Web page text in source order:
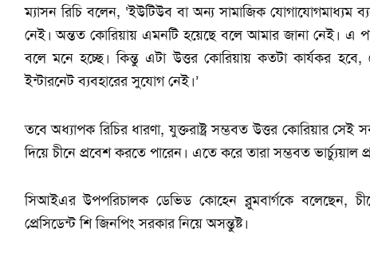
ম্যাসন রিচি বলেন, ‘ইউটিউব বা অন্য সামাজিক যোগাযোগমাধ্যম
নেই। অন্তত কোরিয়ায় এমনটি হয়েছে বলে আমার জানা নেই। এ
বলে মনে হচ্ছে। কিন্তু এটা উত্তর কোরিয়ায় কতটা কার্যকর
ইন্টারনেট ব্যবহারের সুযোগ নেই।’
তবে অধ্যাপক রিচির ধারণা, যুক্তরাষ্ট্র সম্ভবত উত্তর কোরিয়ার সেই
দিয়ে চীনে প্রবেশ করতে পারেন। এতে করে তারা সম্ভবত ভার্চ্যুয়াল
সিআইএর উপপরিচালক ডেভিড কোহেন ব্লুমবার্গকে বলেছেন,
প্রেসিডেন্ট শি জিনপিং সরকার নিয়ে অসন্তুষ্ট।